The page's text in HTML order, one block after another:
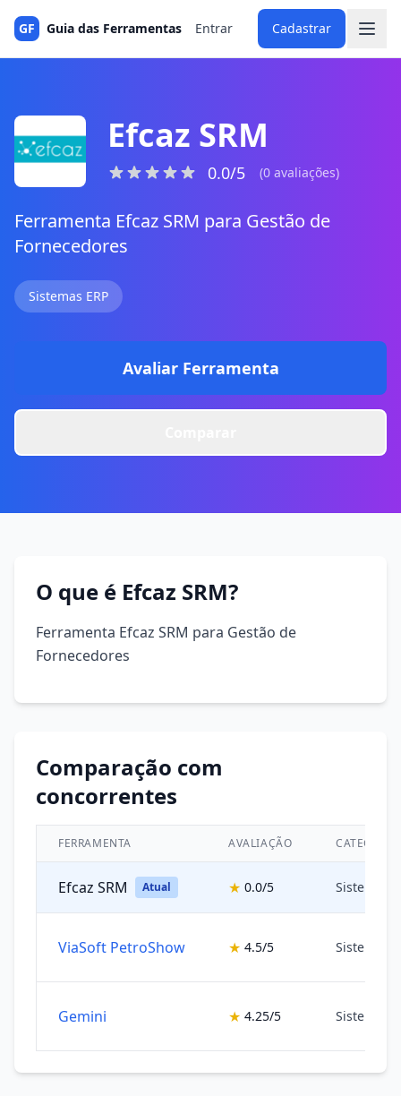
GF Guia das Ferramentas Entrar Cadastrar
Efcaz SRM
0.0/5 (0 avaliações)
Ferramenta Efcaz SRM para Gestão de
Fornecedores
Sistemas ERP
Avaliar Ferramenta
O que é Efcaz SRM?
Ferramenta Efcaz SRM para Gestão de
Fornecedores
Comparação com
concorrentes
FERRAMENTA AVALIAÇÃO CATEGORIA
Efcaz SRM Atual ★ 0.0/5 Sistemas
ViaSoft PetroShow ★ 4.5/5 Sistemas
Gemini ★ 4.25/5 Sistemas